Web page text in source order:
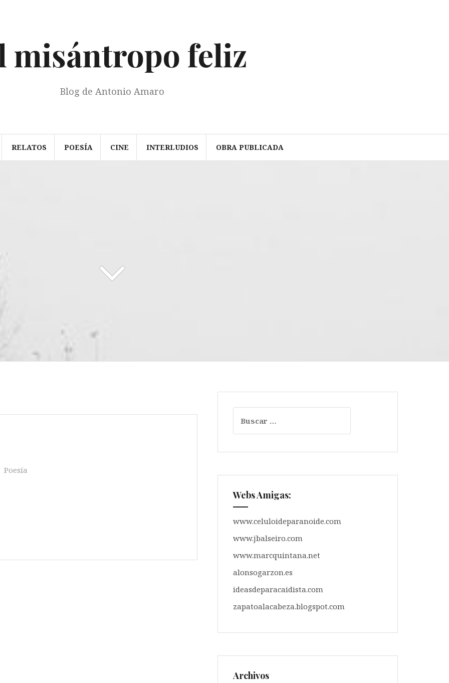
misántropo feliz
Blog de Antonio Amaro
RELATOS POESÍA CINE INTERLUDIOS OBRA PUBLICADA
Poesía
Webs Amigas:
www.celuloideparanoide.com
www.jbalseiro.com
www.marcquintana.net
alonsogarzon.es
ideasdeparacaidista.com
zapatoalacabeza.blogspot.com
Archivos